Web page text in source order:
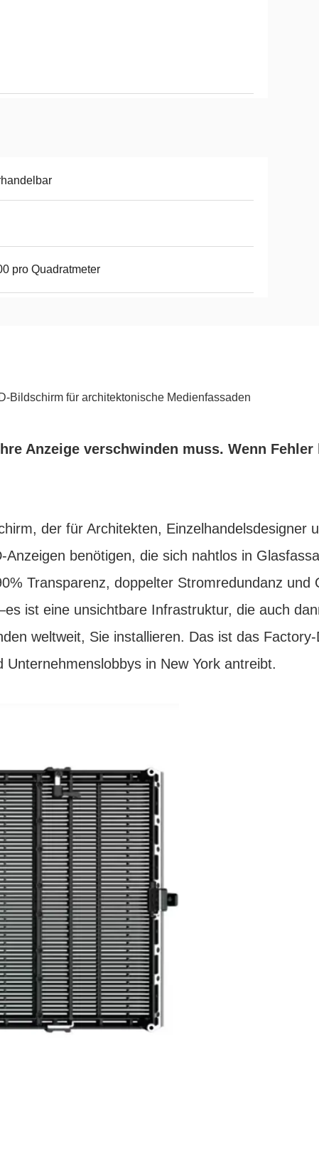
pro Quadratmeter
Bildschirm für architektonische Medienfassaden
Anzeige verschwinden muss. Wenn Fehler
der für Architekten, Einzelhandelsdesigner
benötigen, die sich nahtlos in
Transparenz, doppelter Stromredundanz und
ist eine unsichtbare Infrastruktur, die auch
weltweit, Sie installieren. Das ist das
in New York antreibt.